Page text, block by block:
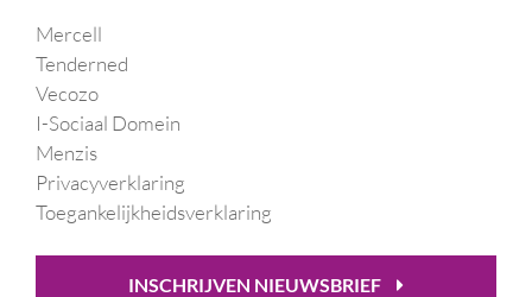
Mercell
Tenderned
Vecozo
I-Sociaal Domein
Menzis
Privacyverklaring
Toegankelijkheidsverklaring
INSCHRIJVEN NIEUWSBRIEF